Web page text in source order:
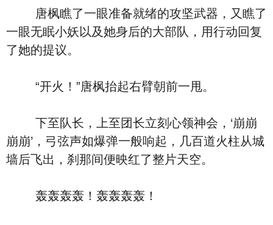
唐枫瞧了一眼准备就绪的攻坚武器，又瞧了
一眼无眠小妖以及她身后的大部队，用行动回复
了她的提议。
“开火！”唐枫抬起右臂朝前一甩。
下至队长，上至团长立刻心领神会，‘崩崩
崩崩’，弓弦声如爆弹一般响起，几百道火柱从城
墙后飞出，刹那间便映红了整片天空。
轰轰轰轰！轰轰轰轰！